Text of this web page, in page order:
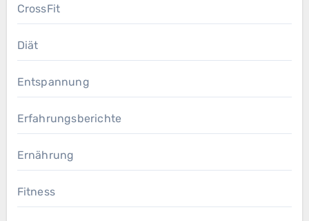
CrossFit
Diät
Entspannung
Erfahrungsberichte
Ernährung
Fitness